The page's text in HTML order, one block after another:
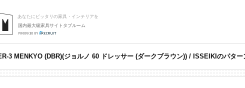
あなたにピッタリの家具・インテリアを
国内最大級家具サイトタブルーム
3 MENKYO (DBR)(ジョルノ 60 ドレッサー (ダークブラウン)) / ISSEIKIのパター